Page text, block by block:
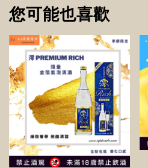
您可能也喜歡